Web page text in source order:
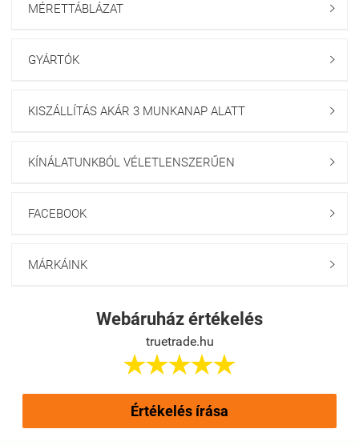
MÉRETTÁBLÁZAT 
GYÁRTÓK 
KISZÁLLÍTÁS AKÁR 3 MUNKANAP ALATT 
KÍNÁLATUNKBÓL VÉLETLENSZERŰEN 
FACEBOOK 
MÁRKÁINK 
Webáruház értékelés
truetrade.hu

Értékelés írása